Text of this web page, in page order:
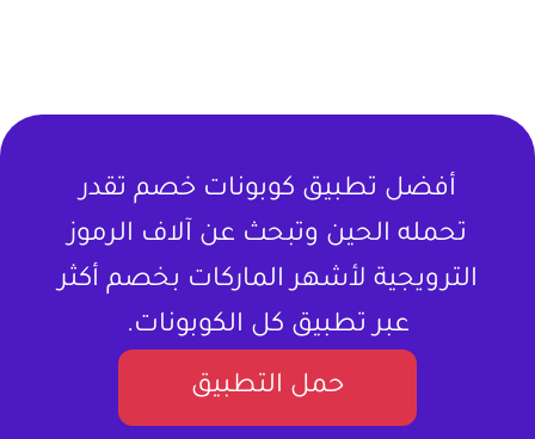
أفضل تطبيق كوبونات خصم تقدر
تحمله الحين وتبحث عن آلاف الرموز
الترويجية لأشهر الماركات بخصم أكثر
عبر تطبيق كل الكوبونات.
حمل التطبيق